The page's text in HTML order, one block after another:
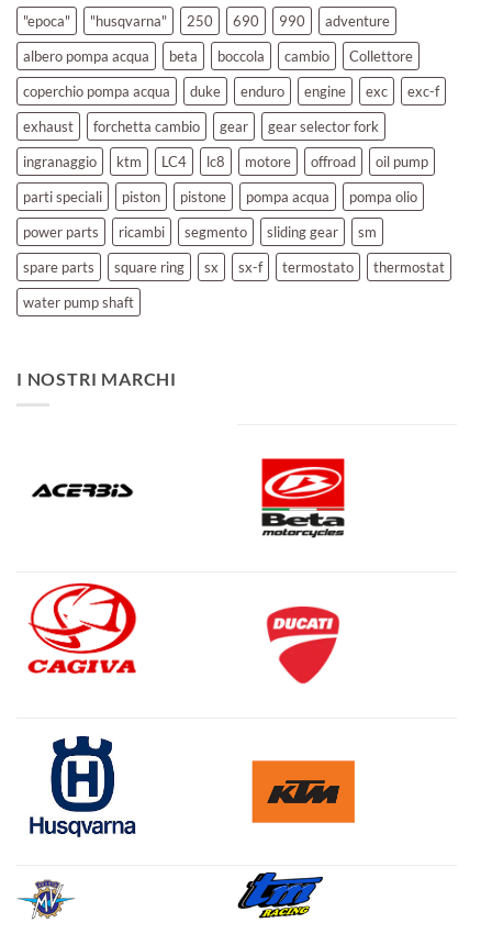
"epoca" "husqvarna" 250 690 990
adventure
albero pompa acqua
beta boccola cambio
Collettore
coperchio pompa acqua
duke enduro engine exc
exc-f
exhaust
forchetta cambio gear
gear selector fork
ingranaggio
ktm LC4 lc8 motore offroad
oil pump
parti speciali
piston pistone pompa acqua
pompa olio
power parts
ricambi segmento sliding gear
sm
spare parts
square ring sx sx-f termostato
thermostat
water pump shaft
I NOSTRI MARCHI